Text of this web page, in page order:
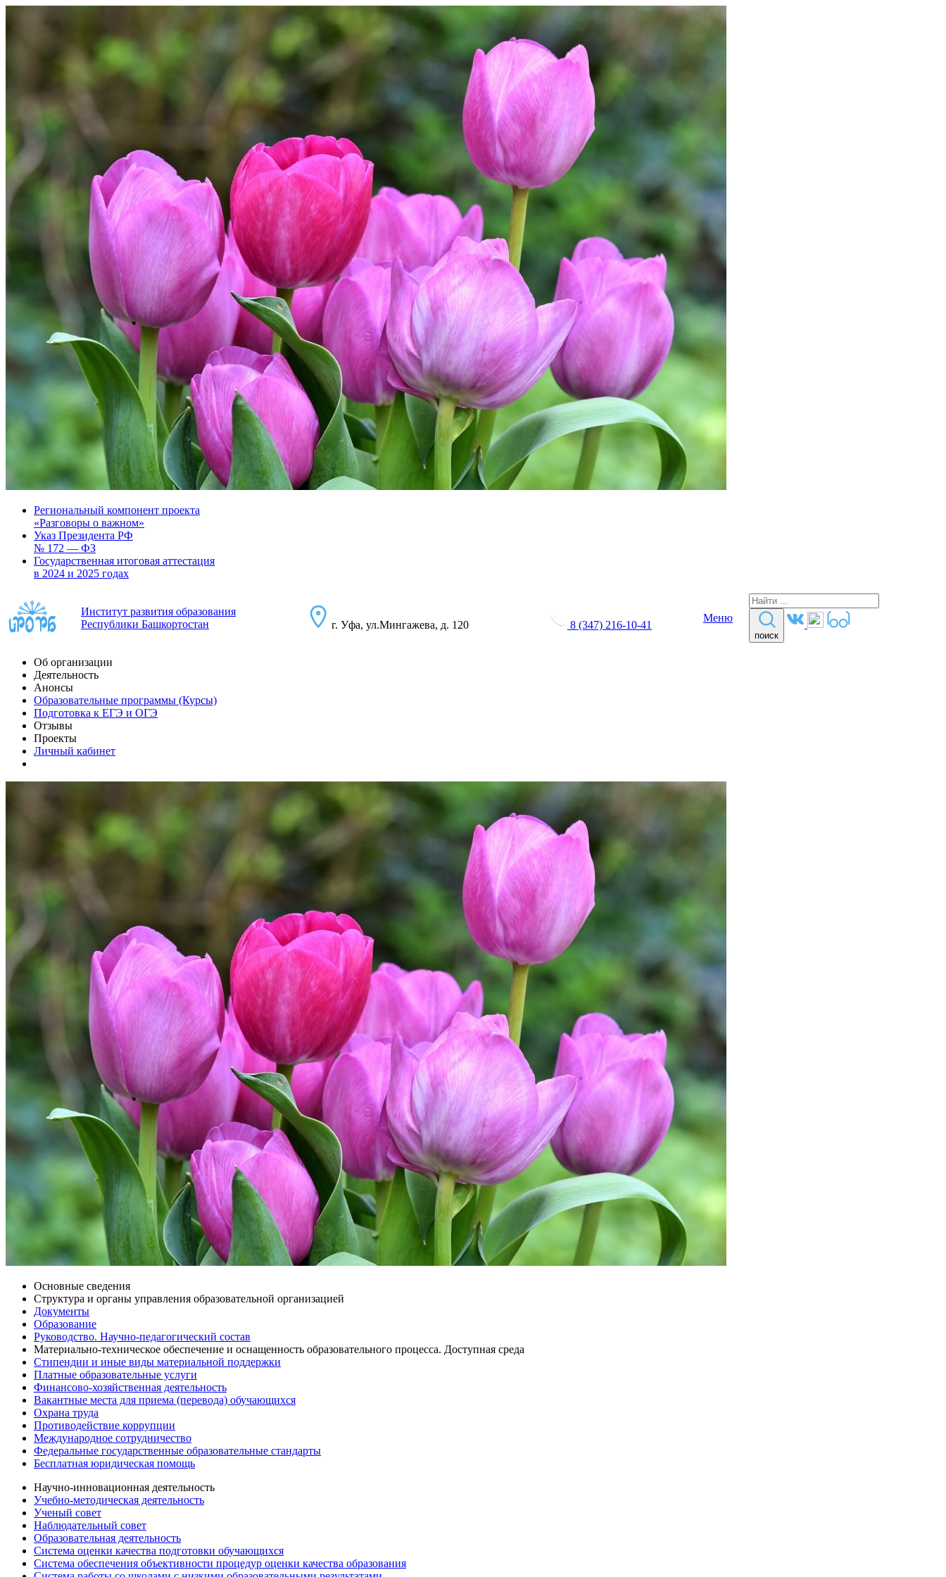
Региональный компонент проекта
«Разговоры о важном»
Указ Президента РФ
№ 172 — ФЗ
Государственная итоговая аттестация
в 2024 и 2025 годах
Институт развития образования
Республики Башкортостан
г. Уфа, ул.Мингажева, д. 120 8 (347) 216-10-41
Меню
поиск
Об организации
Деятельность
Анонсы
Образовательные программы (Курсы)
Подготовка к ЕГЭ и ОГЭ
Отзывы
Проекты
Личный кабинет
Основные сведения
Структура и органы управления образовательной организацией
Документы
Образование
Руководство. Научно-педагогический состав
Материально-техническое обеспечение и оснащенность образовательного процесса. Доступная среда
Стипендии и иные виды материальной поддержки
Платные образовательные услуги
Финансово-хозяйственная деятельность
Вакантные места для приема (перевода) обучающихся
Охрана труда
Противодействие коррупции
Международное сотрудничество
Федеральные государственные образовательные стандарты
Бесплатная юридическая помощь
Научно-инновационная деятельность
Учебно-методическая деятельность
Ученый совет
Наблюдательный совет
Образовательная деятельность
Система оценки качества подготовки обучающихся
Система обеспечения объективности процедур оценки качества образования